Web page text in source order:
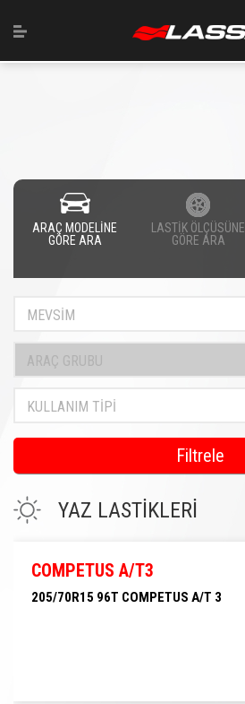
ARAÇ MODELİNE
GÖRE ARA
LASTİK ÖLÇÜSÜNE
GÖRE ARA
MEVSİM
ARAÇ GRUBU
KULLANIM TİPİ
Filtrele
YAZ LASTİKLERİ
COMPETUS A/T3
205/70R15 96T COMPETUS A/T 3